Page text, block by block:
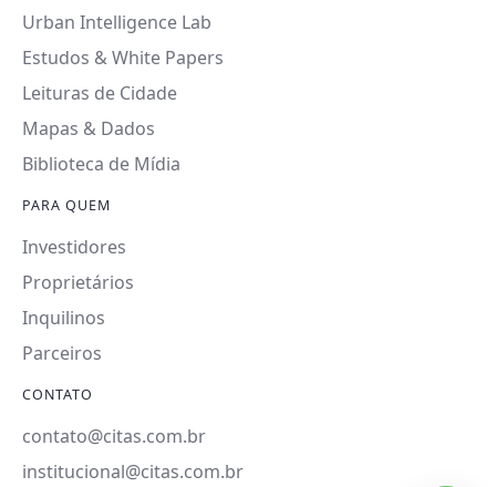
Urban Intelligence Lab
Estudos & White Papers
Leituras de Cidade
Mapas & Dados
Biblioteca de Mídia
PARA QUEM
Investidores
Proprietários
Inquilinos
Parceiros
CONTATO
contato@citas.com.br
institucional@citas.com.br